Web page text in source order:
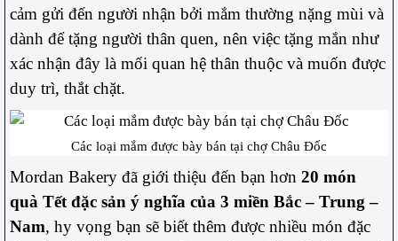
cảm gửi đến người nhận bởi mắm thường nặng mùi và
dành để tặng người thân quen, nên việc tặng mắn như
xác nhận đây là mối quan hệ thân thuộc và muốn được
duy trì, thắt chặt.
Các loại mắm được bày bán tại chợ Châu Đốc
Mordan Bakery đã giới thiệu đến bạn hơn 20 món
quà Tết đặc sản ý nghĩa của 3 miền Bắc – Trung –
Nam, hy vọng bạn sẽ biết thêm được nhiều món đặc